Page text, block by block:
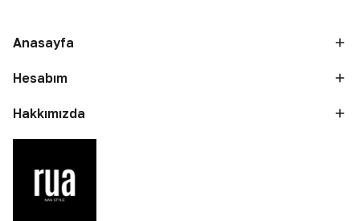
Anasayfa
Hesabım
Hakkımızda